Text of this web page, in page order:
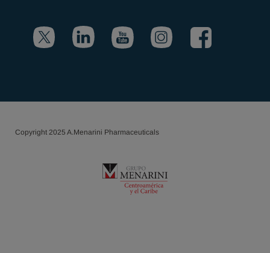
Copyright 2025 A.Menarini Pharmaceuticals